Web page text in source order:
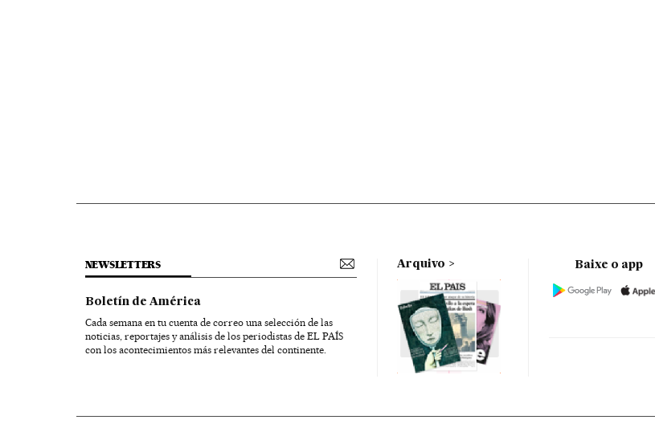
NEWSLETTERS
Boletín de América
Cada semana en tu cuenta de correo una selección de las
noticias, reportajes y análisis de los periodistas de EL PAÍS
con los acontecimientos más relevantes del continente.
Arquivo Baixe o app